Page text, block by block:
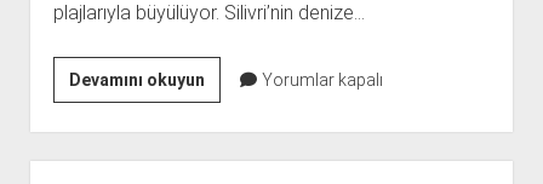
plajlarıyla büyülüyor. Silivri’nin denize…
Devamını okuyunSİLİVRİ’DE
EN
İYİ
YÜRÜYÜŞ
Yorumlar kapalı